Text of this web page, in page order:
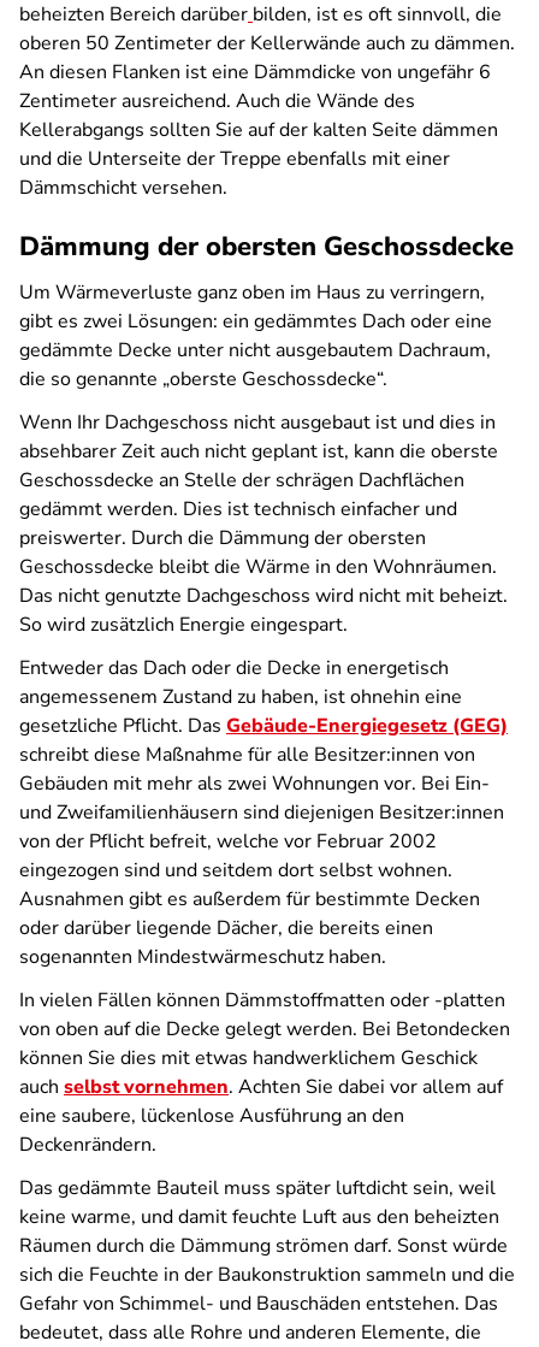
beheizten Bereich darüber bilden, ist es oft sinnvoll, die
oberen 50 Zentimeter der Kellerwände auch zu dämmen.
An diesen Flanken ist eine Dämmdicke von ungefähr 6
Zentimeter ausreichend. Auch die Wände des
Kellerabgangs sollten Sie auf der kalten Seite dämmen
und die Unterseite der Treppe ebenfalls mit einer
Dämmschicht versehen.
Dämmung der obersten Geschossdecke
Um Wärmeverluste ganz oben im Haus zu verringern,
gibt es zwei Lösungen: ein gedämmtes Dach oder eine
gedämmte Decke unter nicht ausgebautem Dachraum,
die so genannte „oberste Geschossdecke“.
Wenn Ihr Dachgeschoss nicht ausgebaut ist und dies in
absehbarer Zeit auch nicht geplant ist, kann die oberste
Geschossdecke an Stelle der schrägen Dachflächen
gedämmt werden. Dies ist technisch einfacher und
preiswerter. Durch die Dämmung der obersten
Geschossdecke bleibt die Wärme in den Wohnräumen.
Das nicht genutzte Dachgeschoss wird nicht mit beheizt.
So wird zusätzlich Energie eingespart.
Entweder das Dach oder die Decke in energetisch
angemessenem Zustand zu haben, ist ohnehin eine
gesetzliche Pflicht. Das Gebäude-Energiegesetz (GEG)
schreibt diese Maßnahme für alle Besitzer:innen von
Gebäuden mit mehr als zwei Wohnungen vor. Bei Ein-
und Zweifamilienhäusern sind diejenigen Besitzer:innen
von der Pflicht befreit, welche vor Februar 2002
eingezogen sind und seitdem dort selbst wohnen.
Ausnahmen gibt es außerdem für bestimmte Decken
oder darüber liegende Dächer, die bereits einen
sogenannten Mindestwärmeschutz haben.
In vielen Fällen können Dämmstoffmatten oder -platten
von oben auf die Decke gelegt werden. Bei Betondecken
können Sie dies mit etwas handwerklichem Geschick
auch selbst vornehmen. Achten Sie dabei vor allem auf
eine saubere, lückenlose Ausführung an den
Deckenrändern.
Das gedämmte Bauteil muss später luftdicht sein, weil
keine warme, und damit feuchte Luft aus den beheizten
Räumen durch die Dämmung strömen darf. Sonst würde
sich die Feuchte in der Baukonstruktion sammeln und die
Gefahr von Schimmel- und Bauschäden entstehen. Das
bedeutet, dass alle Rohre und anderen Elemente, die